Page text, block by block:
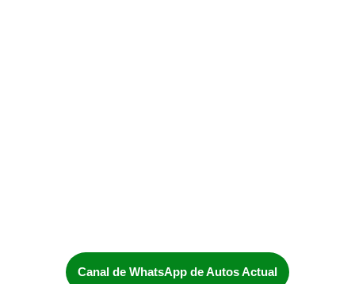
Canal de WhatsApp de Autos Actual